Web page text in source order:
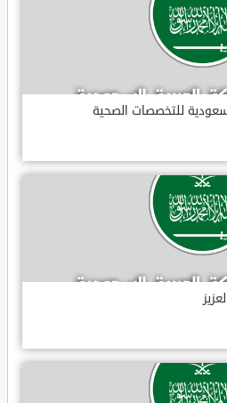
للتخصصات الصحية